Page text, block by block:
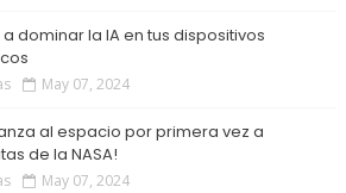
dominar la IA en tus dispositivos
May 07, 2024
al espacio por primera vez a
de la NASA!
May 07, 2024